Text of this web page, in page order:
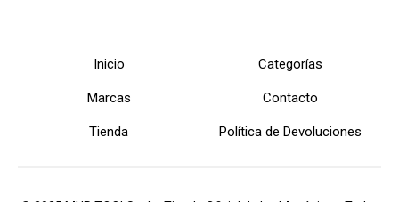
Inicio Categorías
Marcas Contacto
Tienda Política de Devoluciones